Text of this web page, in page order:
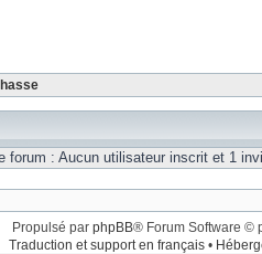
forum : Aucun utilisateur inscrit et 1
Propulsé par phpBB® Forum Software ©
Traduction et support en français•